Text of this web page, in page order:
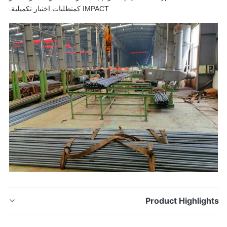
IMPACT كمتطلبات اختبار تكميلية.
Product